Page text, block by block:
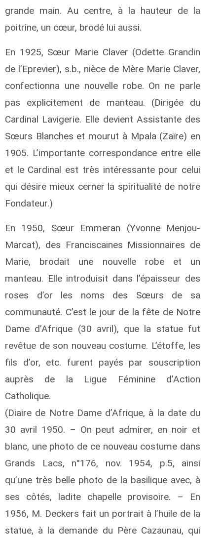
grande main. Au centre, à la hauteur de la
poitrine, un cœur, brodé lui aussi.
En 1925, Sœur Marie Claver (Odette Grandin
de l’Eprevier), s.b., nièce de Mère Marie Claver,
confectionna une nouvelle robe. On ne parle
pas explicitement de manteau. (Dirigée du
Cardinal Lavigerie. Elle devient Assistante des
Sœurs Blanches et mourut à Mpala (Zaïre) en
1905. L’importante correspondance entre elle
et le Cardinal est très intéressante pour celui
qui désire mieux cerner la spiritualité de notre
Fondateur.)
En 1950, Sœur Emmeran (Yvonne Menjou-
Marcat), des Franciscaines Missionnaires de
Marie, brodait une nouvelle robe et un
manteau. Elle introduisit dans l’épaisseur des
roses d’or les noms des Sœurs de sa
communauté. C’est le jour de la fête de Notre
Dame d’Afrique (30 avril), que la statue fut
revêtue de son nouveau costume. L’étoffe, les
fils d’or, etc. furent payés par souscription
auprès de la Ligue Féminine d’Action
Catholique.
(Diaire de Notre Dame d’Afrique, à la date du
30 avril 1950. – On peut admirer, en noir et
blanc, une photo de ce nouveau costume dans
Grands Lacs, n°176, nov. 1954, p.5, ainsi
qu’une très belle photo de la basilique avec, à
ses côtés, ladite chapelle provisoire. – En
1956, M. Deckers fait un portrait à l’huile de la
statue, à la demande du Père Cazaunau, qui